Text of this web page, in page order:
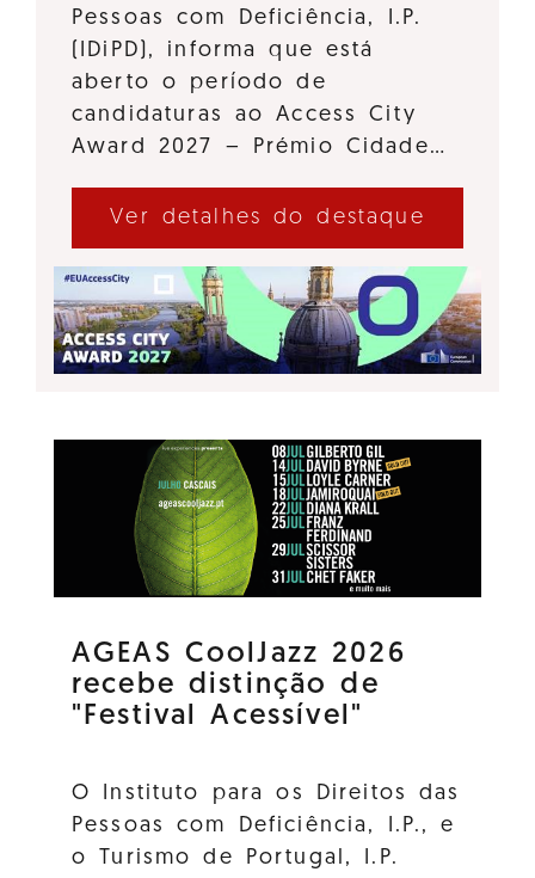
Pessoas com Deficiência, I.P.
(IDiPD), informa que está
aberto o período de
candidaturas ao Access City
Award 2027 – Prémio Cidade…
Ver detalhes do destaque
AGEAS CoolJazz 2026
recebe distinção de
"Festival Acessível"
O Instituto para os Direitos das
Pessoas com Deficiência, I.P., e
o Turismo de Portugal, I.P.